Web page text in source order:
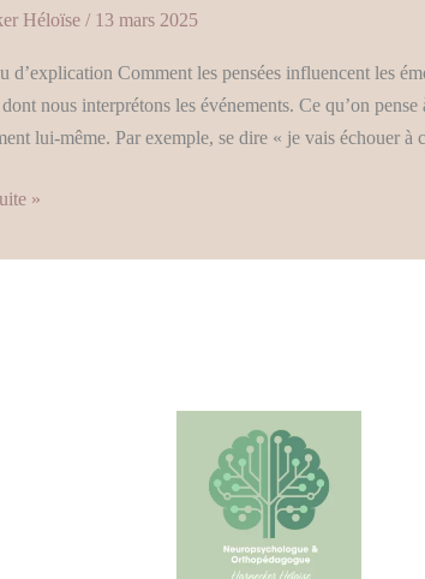
Héloïse / 13 mars 2025
d’explication Comment les pensées influencent les
nous interprétons les événements. Ce qu’on
lui-même. Par exemple, se dire « je vais échouer
»